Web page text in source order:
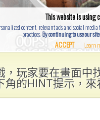
，玩家要在畫面中
角的HINT提示，